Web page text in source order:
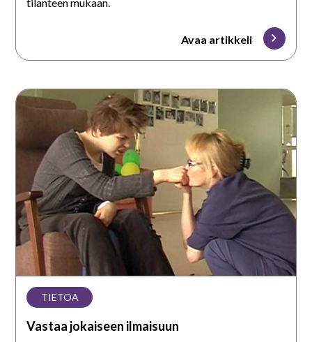
Avaa artikkeli
Vastaa
jokaiseen
TIETOA
Vastaa jokaiseen ilmaisuun